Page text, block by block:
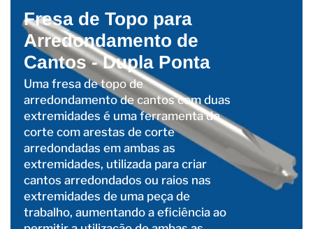
Fresa de Topo para
Arredondamento de
Cantos - Dupla Ponta
Uma fresa de topo de
arredondamento de cantos com duas
extremidades é uma ferramenta de
corte com arestas de corte
arredondadas em ambas as
extremidades, utilizada para criar
cantos arredondados ou raios nas
extremidades de uma peça de
trabalho, aumentando a eficiência ao